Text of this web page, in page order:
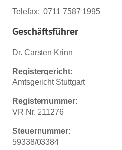
Telefax: 0711 7587 1995
Geschäftsführer
Dr. Carsten Krinn
Registergericht:
Amtsgericht Stuttgart
Registernummer:
VR Nr. 211276
Steuernummer:
59338/03384